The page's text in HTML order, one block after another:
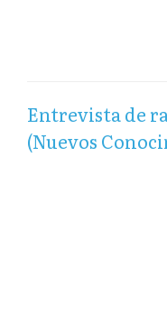
Entrevista de
(Nuevos